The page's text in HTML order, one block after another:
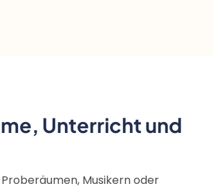
Unterricht und
Musikern oder